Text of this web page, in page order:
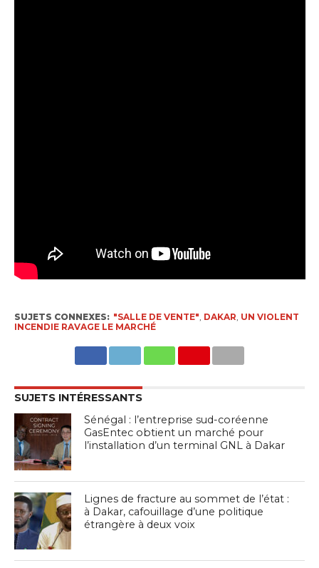
SUJETS CONNEXES: "SALLE DE VENTE", DAKAR, UN VIOLENT
INCENDIE RAVAGE LE MARCHÉ
SUJETS INTÉRESSANTS
Sénégal : l’entreprise sud-coréenne
GasEntec obtient un marché pour
l’installation d’un terminal GNL à Dakar
Lignes de fracture au sommet de l’état :
à Dakar, cafouillage d’une politique
étrangère à deux voix